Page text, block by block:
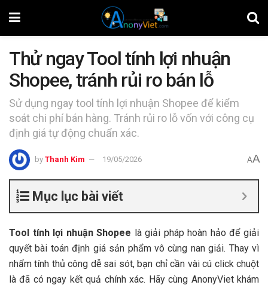
Thử ngay Tool tính lợi nhuận
Shopee, tránh rủi ro bán lỗ
Sử dụng ngay tool tính lợi nhuận Shopee để kiểm
soát chi phí bán hàng. Tránh rủi ro lỗ vốn với công cụ
định giá tự động chuẩn xác.
by Thanh Kim 19/05/2026 AA
Mục lục bài viết
Tool tính lợi nhuận Shopee là giải pháp hoàn hảo để giải
quyết bài toán định giá sản phẩm vô cùng nan giải. Thay vì
nhẩm tính thủ công dễ sai sót, bạn chỉ cần vài cú click chuột
là đã có ngay kết quả chính xác. Hãy cùng AnonyViet khám